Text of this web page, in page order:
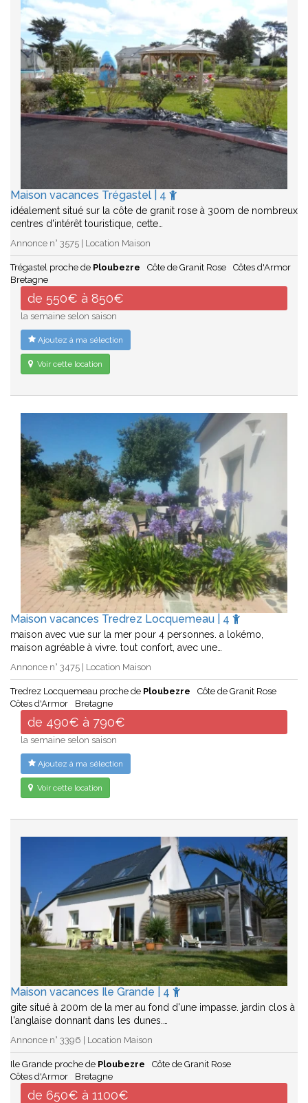
Maison vacances Trégastel | 4
idéalement situé sur la côte de granit rose à 300m de nombreux
centres d'intérêt touristique, cette…
Annonce n° 3575 | Location Maison
Trégastel proche de Ploubezre Côte de Granit Rose
Côtes d'Armor
Bretagne
de 550€ à 850€
la semaine selon saison
Ajoutez à ma sélection
Voir cette location
Maison vacances Tredrez Locquemeau | 4
maison avec vue sur la mer pour 4 personnes. a lokémo,
maison agréable à vivre. tout confort, avec une…
Annonce n° 3475 | Location Maison
Tredrez Locquemeau proche de Ploubezre
Côte de Granit Rose
Côtes d'Armor
Bretagne
de 490€ à 790€
la semaine selon saison
Ajoutez à ma sélection
Voir cette location
Maison vacances Ile Grande | 4
gite situé à 200m de la mer au fond d'une impasse. jardin clos à
l'anglaise donnant dans les dunes.…
Annonce n° 3396 | Location Maison
Ile Grande proche de Ploubezre
Côte de Granit Rose
Côtes d'Armor
Bretagne
de 650€ à 1100€